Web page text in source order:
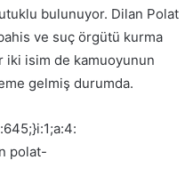
bulunuyor. Dilan Polat
ve suç örgütü kurma
iki isim de kamuoyunun
gelmiş durumda.
polat-